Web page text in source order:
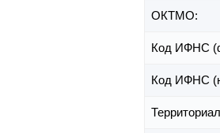
ОКТМО:
Код ИФНС
Код ИФНС